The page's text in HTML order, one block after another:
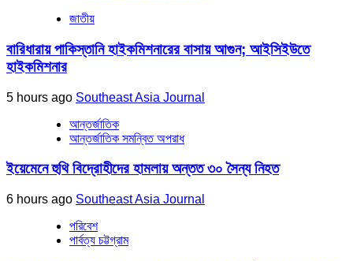
জাতীয়
বারিধারায় পাকিস্তানি হাইকমিশনারের বাসায় আগুন; আইসিইউতে
হাইকমিশনার
5 hours ago Southeast Asia Journal
আন্তর্জাতিক
আন্তর্জাতিক সমন্বিত অপরাধ
ইয়েমেনে হুথি বিদ্রোহীদের হামলায় অন্তত ৩০ সৈন্য নিহত
6 hours ago Southeast Asia Journal
পরিবেশ
পার্বত্য চট্টগ্রাম